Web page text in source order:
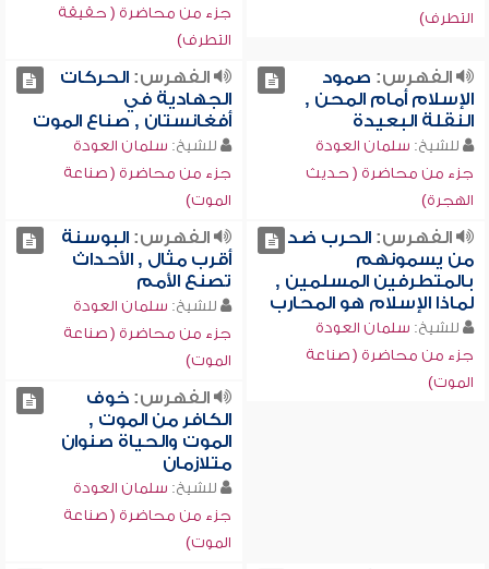
التطرف)
جزء من محاضرة ( حقيقة
التطرف)
الفهرس: صمود
الإسلام أمام المحن ,
النقلة البعيدة
للشيخ: سلمان العودة
جزء من محاضرة ( حديث
الهجرة)
الفهرس:الحركات
الجهادية في
أفغانستان , صناع الموت
للشيخ: سلمان العودة
جزء من محاضرة ( صناعة
الموت)
الفهرس:الحرب ضد
من يسمونهم
بالمتطرفين المسلمين ,
لماذا الإسلام هو المحارب
للشيخ: سلمان العودة
جزء من محاضرة ( صناعة
الموت)
الفهرس:البوسنة
أقرب مثال , الأحداث
تصنع الأمم
للشيخ: سلمان العودة
جزء من محاضرة ( صناعة
الموت)
الفهرس:خوف
الكافر من الموت ,
الموت والحياة صنوان
متلازمان
للشيخ: سلمان العودة
جزء من محاضرة ( صناعة
الموت)